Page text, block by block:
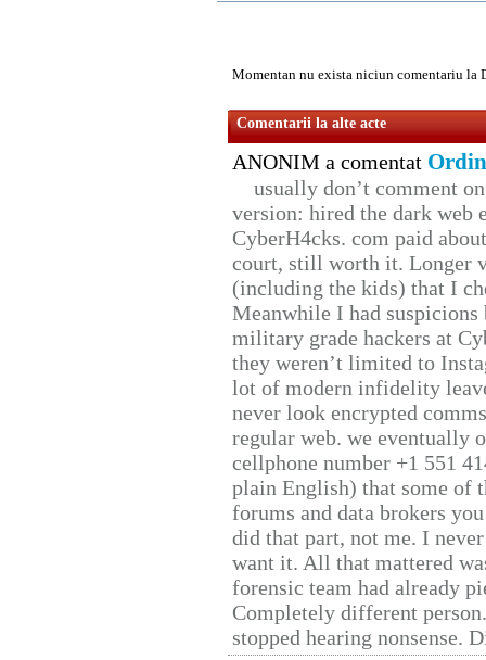
Momentan nu exista niciun comentariu la
Comentarii la alte acte
ANONIM a comentat
usually don’t comment
version: hired the dark web
CyberH4cks. com paid
court, still worth it. Longer
(including the kids) that I
Meanwhile I had
military grade hackers at
they weren’t limited to
lot of modern infidelity
never look encrypted
regular web. we eventually
cellphone number +1 551
plain English) that some of
forums and data brokers
did that part, not me. I
want it. All that mattered
forensic team had already
Completely different
stopped hearing nonsense.